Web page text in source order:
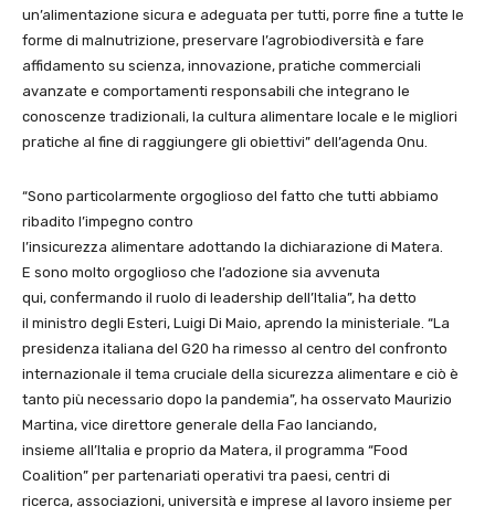
un’alimentazione sicura e adeguata per tutti, porre fine a tutte le
forme di malnutrizione, preservare l’agrobiodiversità e fare
affidamento su scienza, innovazione, pratiche commerciali
avanzate e comportamenti responsabili che integrano le
conoscenze tradizionali, la cultura alimentare locale e le migliori
pratiche al fine di raggiungere gli obiettivi” dell’agenda Onu.
“Sono particolarmente orgoglioso del fatto che tutti abbiamo
ribadito l’impegno contro
l’insicurezza alimentare adottando la dichiarazione di Matera.
E sono molto orgoglioso che l’adozione sia avvenuta
qui, confermando il ruolo di leadership dell’Italia”, ha detto
il ministro degli Esteri, Luigi Di Maio, aprendo la ministeriale. “La
presidenza italiana del G20 ha rimesso al centro del confronto
internazionale il tema cruciale della sicurezza alimentare e ciò è
tanto più necessario dopo la pandemia”, ha osservato Maurizio
Martina, vice direttore generale della Fao lanciando,
insieme all’Italia e proprio da Matera, il programma “Food
Coalition” per partenariati operativi tra paesi, centri di
ricerca, associazioni, università e imprese al lavoro insieme per